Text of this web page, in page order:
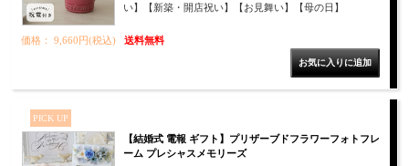
い】【新築・開店祝い】【お見舞い】【母の日】
価格： 9,660円(税込) 送料無料
PICK UP
【結婚式 電報 ギフト】プリザーブドフラワーフォトフレ
ーム プレシャスメモリーズ